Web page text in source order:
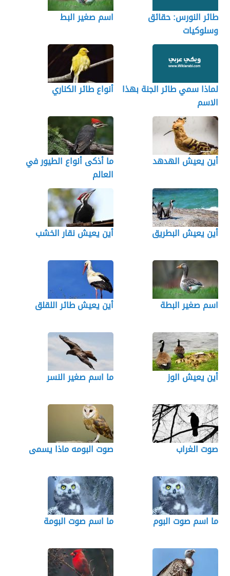
طائر النورس: حقائق
وسلوكيات
اسم صغير البط
لماذا سمي طائر الجنة بهذا
الاسم
أنواع طائر الكناري
أين يعيش الهدهد
ما أذكى أنواع الطيور في
العالم
أين يعيش البطريق أين يعيش نقار الخشب
اسم صغير البطة أين يعيش طائر اللقلق
أين يعيش الوز ما اسم صغير النسر
صوت الغراب صوت البومه ماذا يسمى
ما اسم صوت البوم ما اسم صوت البومة